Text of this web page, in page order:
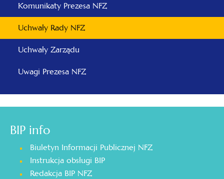
Komunikaty Prezesa NFZ
Uchwały Rady NFZ
Uchwały Zarządu
Uwagi Prezesa NFZ
BIP info
Biuletyn Informacji Publicznej NFZ
Instrukcja obsługi BIP
Redakcja BIP NFZ